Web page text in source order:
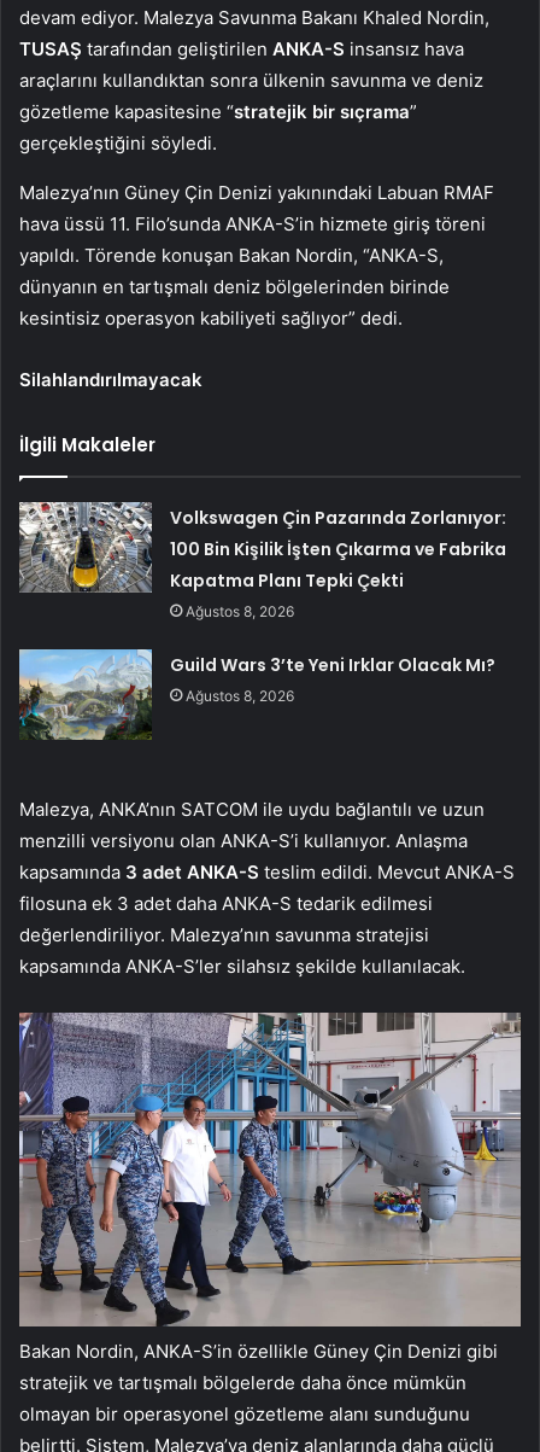
devam ediyor. Malezya Savunma Bakanı Khaled Nordin,
TUSAŞ tarafından geliştirilen ANKA-S insansız hava
araçlarını kullandıktan sonra ülkenin savunma ve deniz
gözetleme kapasitesine “stratejik bir sıçrama”
gerçekleştiğini söyledi.
Malezya’nın Güney Çin Denizi yakınındaki Labuan RMAF
hava üssü 11. Filo’sunda ANKA-S’in hizmete giriş töreni
yapıldı. Törende konuşan Bakan Nordin, “ANKA-S,
dünyanın en tartışmalı deniz bölgelerinden birinde
kesintisiz operasyon kabiliyeti sağlıyor” dedi.
Silahlandırılmayacak
İlgili Makaleler
Volkswagen Çin Pazarında Zorlanıyor:
100 Bin Kişilik İşten Çıkarma ve Fabrika
Kapatma Planı Tepki Çekti
Ağustos 8, 2026
Guild Wars 3’te Yeni Irklar Olacak Mı?
Ağustos 8, 2026
Malezya, ANKA’nın SATCOM ile uydu bağlantılı ve uzun
menzilli versiyonu olan ANKA-S’i kullanıyor. Anlaşma
kapsamında 3 adet ANKA-S teslim edildi. Mevcut ANKA-S
filosuna ek 3 adet daha ANKA-S tedarik edilmesi
değerlendiriliyor. Malezya’nın savunma stratejisi
kapsamında ANKA-S’ler silahsız şekilde kullanılacak.
Bakan Nordin, ANKA-S’in özellikle Güney Çin Denizi gibi
stratejik ve tartışmalı bölgelerde daha önce mümkün
olmayan bir operasyonel gözetleme alanı sunduğunu
belirtti. Sistem, Malezya’ya deniz alanlarında daha güçlü